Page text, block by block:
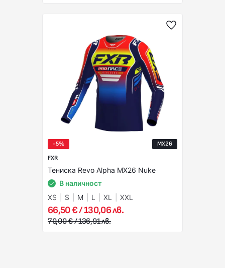
-5%
MX26
FXR
Тениска Revo Alpha MX26 Nuke
В наличност
XS
S M L XL XXL
66,50 € / 130,06 лв.
70,00 € / 136,91 лв.